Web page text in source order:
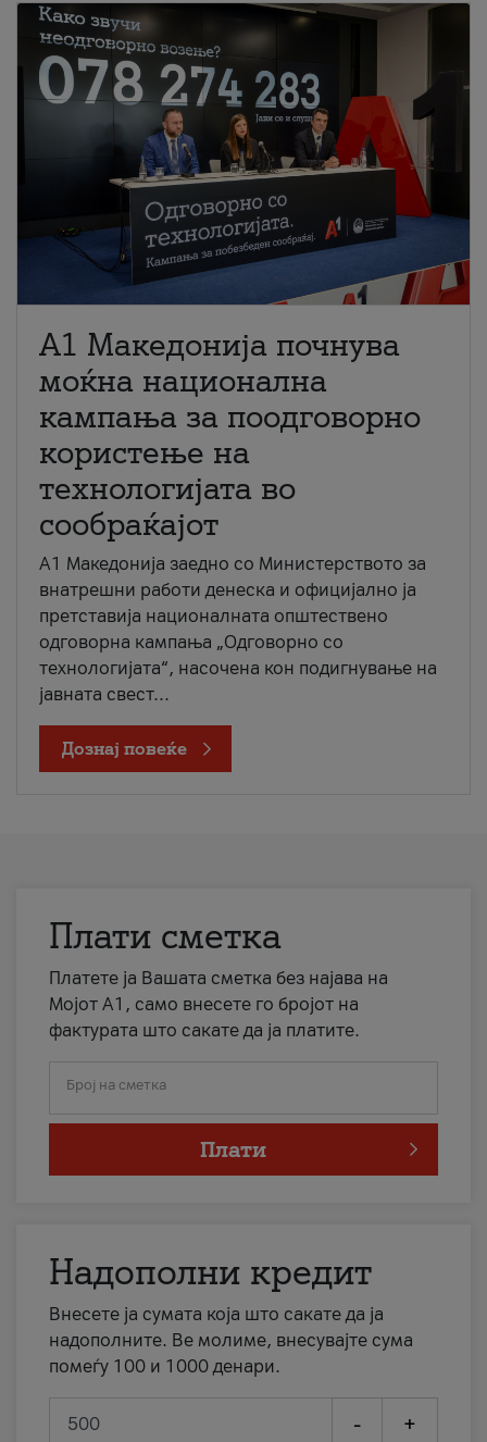
A1 Македонија почнува
моќна национална
кампања за поодговорно
користење на
технологијата во
сообраќајот
A1 Македонија заедно со Министерството за
внатрешни работи денеска и официјално ја
претставија националната општествено
одговорна кампања „Одговорно со
технологијата“, насочена кон подигнување на
јавната свест...
Дознај повеќе
Плати сметка
Платете ја Вашата сметка без најава на
Мојот А1, само внесете го бројот на
фактурата што сакате да ја платите.
Број на сметка
Плати
Надополни кредит
Внесете ја сумата која што сакате да ја
надополните. Ве молиме, внесувајте сума
помеѓу 100 и 1000 денари.
- +